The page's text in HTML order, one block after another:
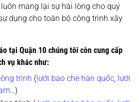
mang lại sự hài lòng cho quý
dụng cho toàn bộ công trình xây
tại Quận 10 chúng tôi còn cung cấp
vụ khác như:
trình (lưới bao che hàn quốc, lưới
…)